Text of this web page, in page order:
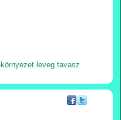
leveg tavasz